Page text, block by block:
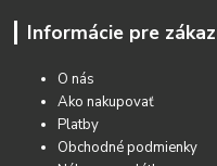
Informácie pre
O nás
Ako nakupovať
Platby
Obchodné podmienky